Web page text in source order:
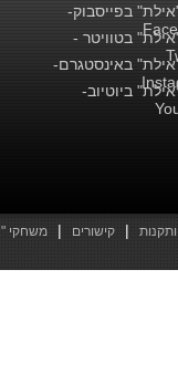
בפייסבוק-
בטוויטר -
באינסטגרם-
ביוטיוב-
| קישורים | משחקי